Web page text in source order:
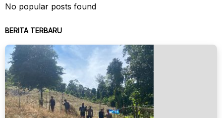
No popular posts found
BERITA TERBARU